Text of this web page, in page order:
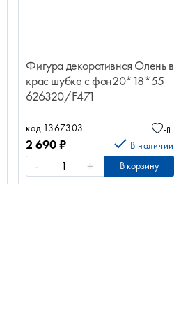
Фигура декоративная Олень в
крас шубке с фон20*18*55
626320/F471
код 1367303
2 690₽ В наличии
- + В корзину